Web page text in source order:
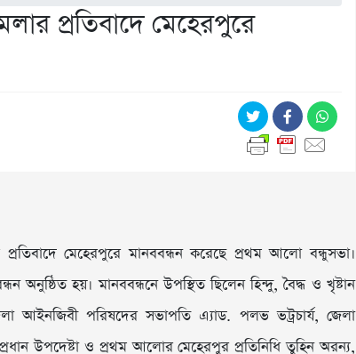
প্রতিবাদে মেহেরপুরে
প্রতিবাদে মেহেরপুরে মানববন্ধন করেছে প্রথম আলো বন্ধুসভা।
অনুষ্ঠিত হয়। মানববন্ধনে উপস্থিত ছিলেন হিন্দু, বৈদ্ধ ও খৃষ্টান
আইনজিবী পরিষদের সভাপতি এ্যাড. পল­ভ ভট্রচার্য, জেলা
উপদেষ্টা ও প্রথম আলোর মেহেরপুর প্রতিনিধি তুহিন অরন্য,